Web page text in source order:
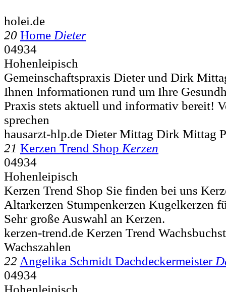
holei.de
20 Home Dieter
04934
Hohenleipisch
Gemeinschaftspraxis Dieter und Dirk
Ihnen Informationen rund um Ihre
Praxis stets aktuell und informativ bereit!
sprechen
hausarzt-hlp.de Dieter Mittag Dirk Mittag
21 Kerzen Trend Shop Kerzen
04934
Hohenleipisch
Kerzen Trend Shop Sie finden bei uns
Altarkerzen Stumpenkerzen Kugelkerzen
Sehr große Auswahl an Kerzen.
kerzen-trend.de Kerzen Trend
Wachszahlen
22 Angelika Schmidt Dachdeckermeister
04934
Hohenleipisch